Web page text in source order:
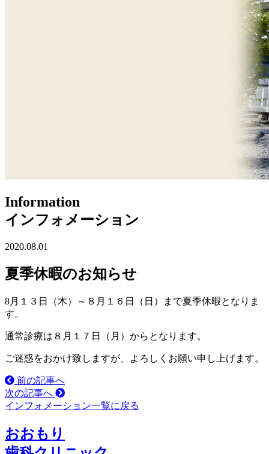
Information
インフォメーション
2020.08.01
夏季休暇のお知らせ
8月１３日（木）～８月１６日（日）まで夏季休暇となりま
す。
通常診療は８月１７日（月）からとなります。
ご迷惑をおかけ致しますが、よろしくお願い申し上げます。
前の記事へ
次の記事へ
インフォメーション一覧に戻る
おおもり